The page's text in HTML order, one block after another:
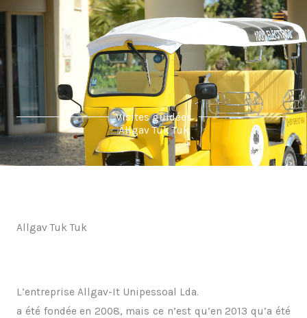
Aller
contenu
Visites guidées
Allgav Tuk Tuk
Allgav Tuk Tuk
L’entreprise Allgav-It Unipessoal Lda.
a été fondée en 2008, mais ce n’est qu’en 2013 qu’a été